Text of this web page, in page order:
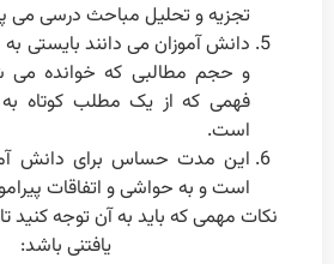
تجزیه و تحلیل مباحث درسی می
دانش آموزان می دانند بایستی
و حجم مطالبی که خوانده
فهمی که از یک مطلب کوتاه
است.
این مدت حساس برای دانش
است و به حواشی و اتفاقات
نکات مهمی که باید به آن توجه
یافتنی باشد: